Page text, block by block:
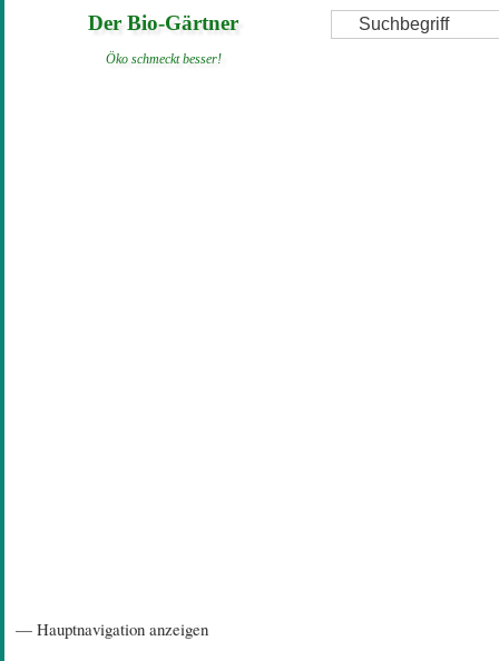
Suche
Der Bio-Gärtner
Öko schmeckt besser!
— Hauptnavigation anzeigen